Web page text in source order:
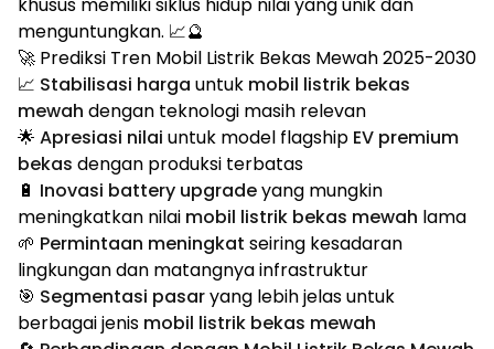
menguntungkan. 📈🔮
🚀 Prediksi Tren Mobil Listrik Bekas Mewah 2025-2030
📈 Stabilisasi harga untuk mobil listrik bekas
mewah dengan teknologi masih relevan
🌟 Apresiasi nilai untuk model flagship EV premium
bekas dengan produksi terbatas
🔋 Inovasi battery upgradeyang mungkin
meningkatkan nilai mobil listrik bekas mewah lama
🌱 Permintaan meningkat seiring kesadaran
lingkungan dan matangnya infrastruktur
🎯 Segmentasi pasaryang lebih jelas untuk
berbagai jenis mobil listrik bekas mewah